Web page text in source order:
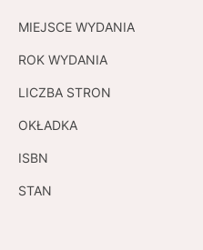
MIEJSCE WYDANIA
ROK WYDANIA
LICZBA STRON
OKŁADKA
ISBN
STAN